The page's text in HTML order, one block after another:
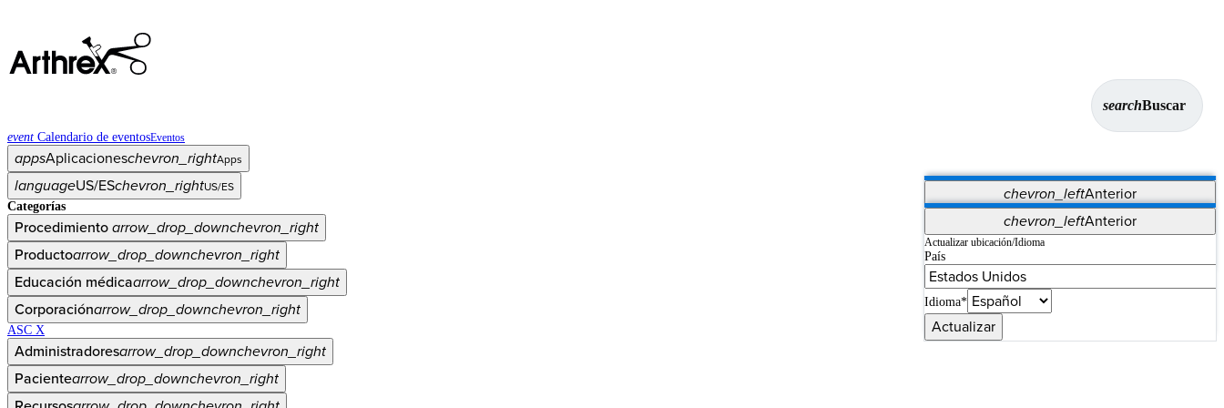
searchBuscar
event Calendario de eventosEventos
appsAplicacioneschevron_rightApps
chevron_leftAnterior
Vet Systems OrthoPedia Patient
Supplier Portal
Synergy Imaging & Resection
languageUS/ESchevron_rightUS/ES
chevron_leftAnterior
Actualizar ubicación/Idioma
País
Idioma*
Actualizar
Categorías
Procedimientoarrow_drop_downchevron_right
Productoarrow_drop_downchevron_right
Educación médicaarrow_drop_downchevron_right
Corporaciónarrow_drop_downchevron_right
ASC X
Administradoresarrow_drop_downchevron_right
Pacientearrow_drop_downchevron_right